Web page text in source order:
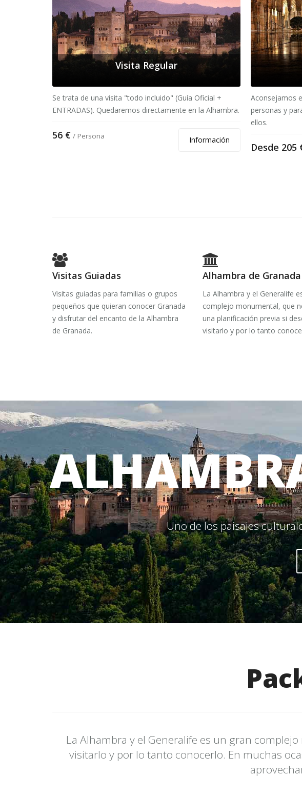
Visita Regular
Se trata de una visita "todo incluido" (Guía Oficial +
ENTRADAS). Quedaremos directamente en la Alhambra.
56 € / Persona Información
Aconsejamos
personas y
ellos.
Desde 205
Visitas Guiadas
Visitas guiadas para familias o grupos
pequeños que quieran conocer Granada
y disfrutar del encanto de la Alhambra
de Granada.
Alhambra de Granada
La Alhambra y el Generalife
complejo monumental, que
una planificación previa si
visitarlo y por lo tanto
Uno de los paisajes
La Alhambra y el Generalife es un gran
visitarlo y por lo tanto conocerlo. En muchas